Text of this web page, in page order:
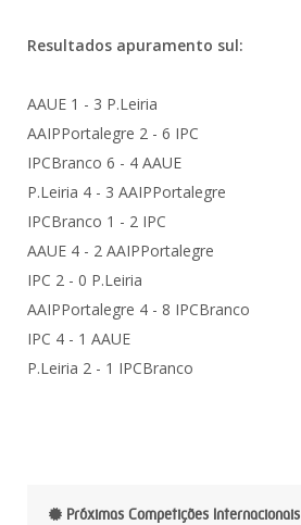
Resultados apuramento sul:
AAUE 1 - 3 P.Leiria
AAIPPortalegre 2 - 6 IPC
IPCBranco 6 - 4 AAUE
P.Leiria 4 - 3 AAIPPortalegre
IPCBranco 1 - 2 IPC
AAUE 4 - 2 AAIPPortalegre
IPC 2 - 0 P.Leiria
AAIPPortalegre 4 - 8 IPCBranco
IPC 4 - 1 AAUE
P.Leiria 2 - 1 IPCBranco
Próximas Competições Internacionais